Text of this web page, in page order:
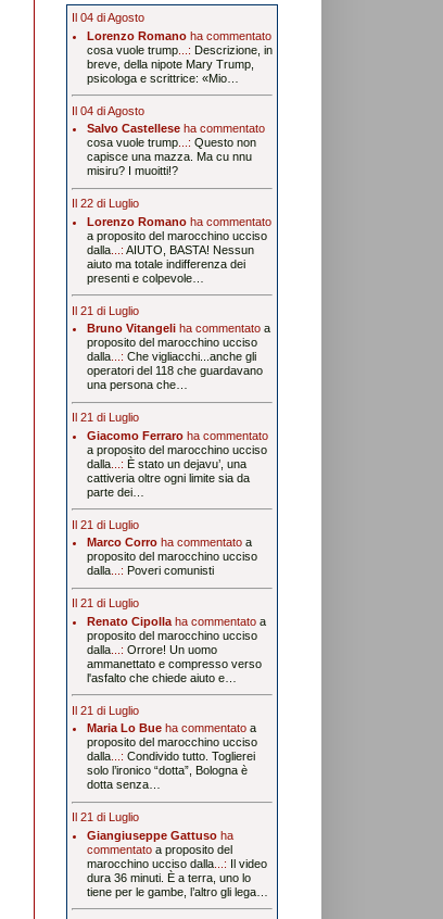
Il 04 di Agosto
Lorenzo Romanoha commentato
cosa vuole trump...: Descrizione, in
breve, della nipote Mary Trump,
psicologa e scrittrice: «Mio…
Il 04 di Agosto
Salvo Castelleseha commentato
cosa vuole trump...: Questo non
capisce una mazza. Ma cu nnu
misiru? I muoitti!?
Il 22 di Luglio
Lorenzo Romanoha commentato
a proposito del marocchino ucciso
dalla...: AIUTO, BASTA! Nessun
aiuto ma totale indifferenza dei
presenti e colpevole…
Il 21 di Luglio
Bruno Vitangeliha commentato a
proposito del marocchino ucciso
dalla...: Che vigliacchi...anche gli
operatori del 118 che guardavano
una persona che…
Il 21 di Luglio
Giacomo Ferraroha commentato
a proposito del marocchino ucciso
dalla...: È stato un dejavu’, una
cattiveria oltre ogni limite sia da
parte dei…
Il 21 di Luglio
Marco Corroha commentato a
proposito del marocchino ucciso
dalla...: Poveri comunisti
Il 21 di Luglio
Renato Cipollaha commentato a
proposito del marocchino ucciso
dalla...: Orrore! Un uomo
ammanettato e compresso verso
l'asfalto che chiede aiuto e…
Il 21 di Luglio
Maria Lo Bueha commentato a
proposito del marocchino ucciso
dalla...: Condivido tutto. Toglierei
solo l’ironico “dotta”, Bologna è
dotta senza…
Il 21 di Luglio
Giangiuseppe Gattusoha
commentato a proposito del
marocchino ucciso dalla...: Il video
dura 36 minuti. È a terra, uno lo
tiene per le gambe, l’altro gli lega…